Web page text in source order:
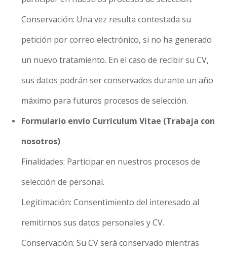
Conservación: Una vez resulta contestada su
petición por correo electrónico, si no ha generado
un nuevo tratamiento. En el caso de recibir su CV,
sus datos podrán ser conservados durante un año
máximo para futuros procesos de selección.
Formulario envío Currículum Vitae (Trabaja con
nosotros)
Finalidades: Participar en nuestros procesos de
selección de personal.
Legitimación: Consentimiento del interesado al
remitirnos sus datos personales y CV.
Conservación: Su CV será conservado mientras